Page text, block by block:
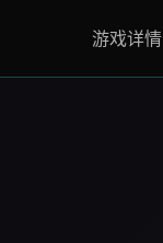
游戏详情